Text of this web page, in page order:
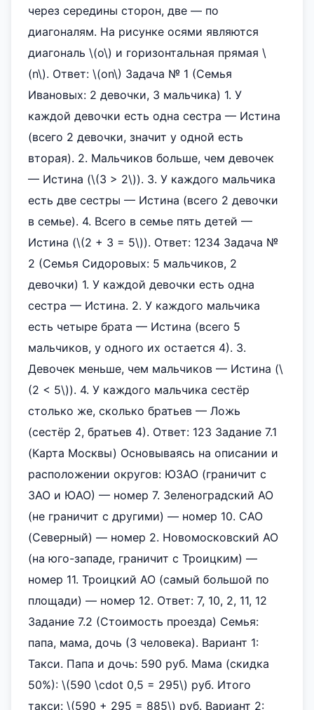
через середины сторон, две — по
диагоналям. На рисунке осями являются
диагональ \(o\) и горизонтальная прямая \
(n\). Ответ: \(on\) Задача № 1 (Семья
Ивановых: 2 девочки, 3 мальчика) 1. У
каждой девочки есть одна сестра — Истина
(всего 2 девочки, значит у одной есть
вторая). 2. Мальчиков больше, чем девочек
— Истина (\(3 > 2\)). 3. У каждого мальчика
есть две сестры — Истина (всего 2 девочки
в семье). 4. Всего в семье пять детей —
Истина (\(2 + 3 = 5\)). Ответ: 1234 Задача №
2 (Семья Сидоровых: 5 мальчиков, 2
девочки) 1. У каждой девочки есть одна
сестра — Истина. 2. У каждого мальчика
есть четыре брата — Истина (всего 5
мальчиков, у одного их остается 4). 3.
Девочек меньше, чем мальчиков — Истина (\
(2 < 5\)). 4. У каждого мальчика сестёр
столько же, сколько братьев — Ложь
(сестёр 2, братьев 4). Ответ: 123 Задание 7.1
(Карта Москвы) Основываясь на описании и
расположении округов: ЮЗАО (граничит с
ЗАО и ЮАО) — номер 7. Зеленоградский АО
(не граничит с другими) — номер 10. САО
(Северный) — номер 2. Новомосковский АО
(на юго-западе, граничит с Троицким) —
номер 11. Троицкий АО (самый большой по
площади) — номер 12. Ответ: 7, 10, 2, 11, 12
Задание 7.2 (Стоимость проезда) Семья:
папа, мама, дочь (3 человека). Вариант 1:
Такси. Папа и дочь: 590 руб. Мама (скидка
50%): \(590 \cdot 0,5 = 295\) руб. Итого
такси: \(590 + 295 = 885\) руб. Вариант 2: